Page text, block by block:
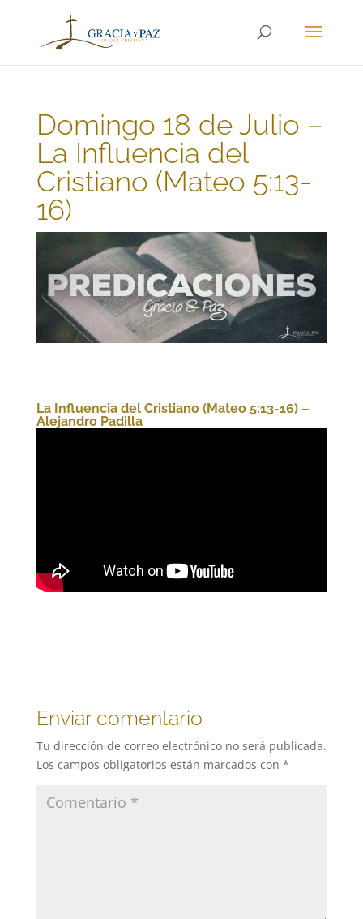
Domingo 18 de Julio –
La Influencia del
Cristiano (Mateo 5:13-
16)
La Influencia del Cristiano (Mateo 5:13-16) –
Alejandro Padilla
Enviar comentario
Tu dirección de correo electrónico no será publicada.
Los campos obligatorios están marcados con *